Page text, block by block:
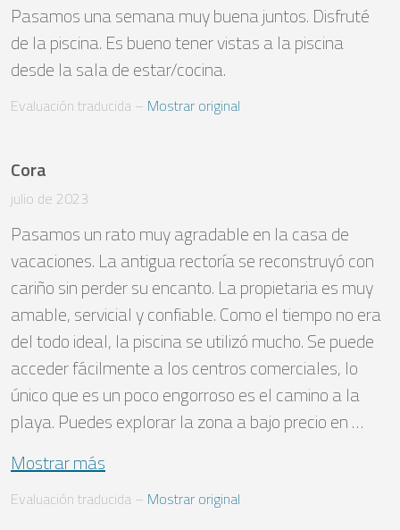
Pasamos una semana muy buena juntos. Disfruté
de la piscina. Es bueno tener vistas a la piscina
desde la sala de estar/cocina.
Evaluación traducida – Mostrar original
Cora
julio de 2023
Pasamos un rato muy agradable en la casa de
vacaciones. La antigua rectoría se reconstruyó con
cariño sin perder su encanto. La propietaria es muy
amable, servicial y confiable. Como el tiempo no era
del todo ideal, la piscina se utilizó mucho. Se puede
acceder fácilmente a los centros comerciales, lo
único que es un poco engorroso es el camino a la
playa. Puedes explorar la zona a bajo precio en …
Mostrar más
Evaluación traducida – Mostrar original